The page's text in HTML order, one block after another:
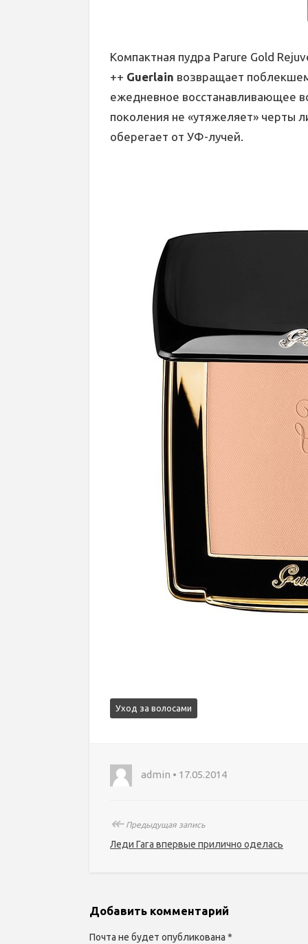
Компактная пудра Parure Gold
++ Guerlain возвращает
ежедневное восстанавливающее
поколения не «утяжеляет» черты
оберегает от УФ-лучей.
Уход за волосами
admin • 17.05.2014
↞Предыдущая запись
Леди Гага впервые прилично оделась
Добавить комментарий
Почта не будет опубликована *